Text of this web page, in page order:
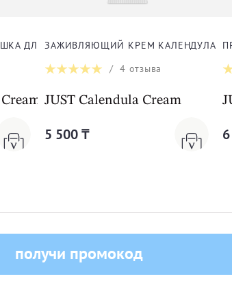
ДЛЯ РУКЗАЖИВЛЯЮЩИЙ КРЕМ КАЛЕНДУЛА
/4 отзыва
JUST Calendula Cream
5 500 ₸
КАТАЛОГ
Уход за лицом
-10% на первый заказ